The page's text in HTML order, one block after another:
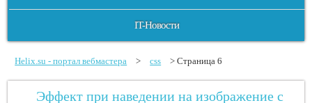
IT-Новости
Helix.su - портал вебмастера > css > Страница 6
Эффект при наведении на изображение с